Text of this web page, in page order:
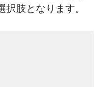
択肢となります。